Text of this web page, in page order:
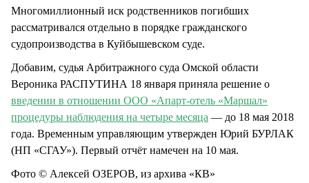
Многомиллионный иск родственников погибших
рассматривался отдельно в порядке гражданского
судопроизводства в Куйбышевском суде.
Добавим, судья Арбитражного суда Омской области
Вероника РАСПУТИНА 18 января приняла решение о
введении в отношении ООО «Апарт-отель «Маршал»
процедуры наблюдения на четыре месяца — до 18 мая 2018
года. Временным управляющим утвержден Юрий БУРЛАК
(НП «СГАУ»). Первый отчёт намечен на 10 мая.
Фото © Алексей ОЗЕРОВ, из архива «КВ»